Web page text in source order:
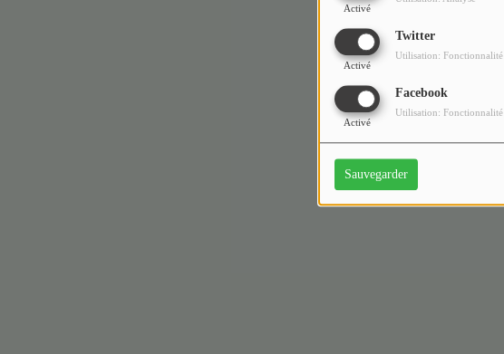
Activé
Twitter
Activé
Utilisation: Fonctionnalité
Facebook
Activé
Utilisation: Fonctionnalité
Sauvegarder